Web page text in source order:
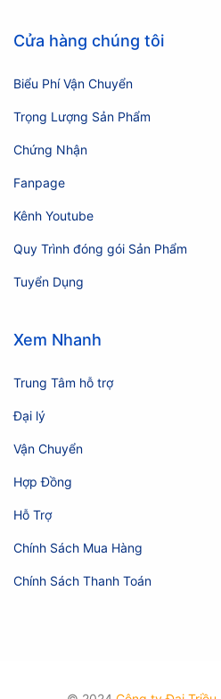
Cửa hàng chúng tôi
Biểu Phí Vận Chuyển
Trọng Lượng Sản Phẩm
Chứng Nhận
Fanpage
Kênh Youtube
Quy Trình đóng gói Sản Phẩm
Tuyển Dụng
Xem Nhanh
Trung Tâm hỗ trợ
Đại lý
Vận Chuyển
Hợp Đồng
Hỗ Trợ
Chính Sách Mua Hàng
Chính Sách Thanh Toán